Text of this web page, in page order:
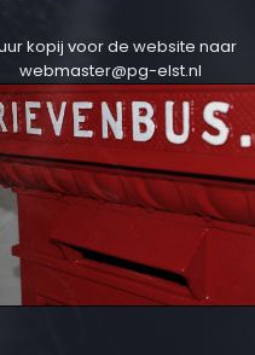
kopij voor de website naar
webmaster@pg-elst.nl